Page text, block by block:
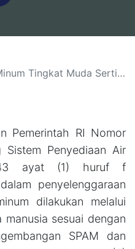
Agustus 2026, Yogyakarta )(26-28 Agustus 2026, Bandung)(2-4 September 2026, Surabaya)
Pemerintah RI Nomor
Penyediaan Air
ayat (1) huruf f
penyelenggaraan
dilakukan melalui
sesuai dengan
SPAM dan